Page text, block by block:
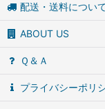
配送・送料につい
ABOUT US
Ｑ＆Ａ
プライバシーポリ